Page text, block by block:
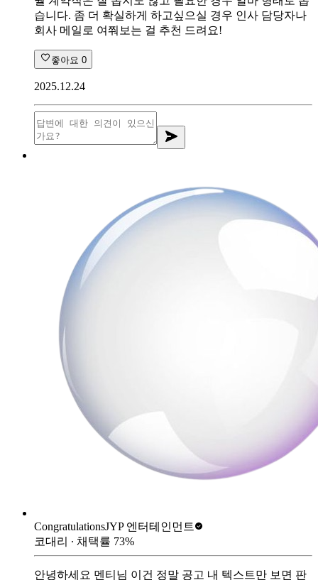
습니다. 좀 더 확실하게 하고싶으실 경우 인사 담당자나
회사 메일로 여쭤보는 걸 추천 드려요!
좋아요 0
2025.12.24
CongratulationsJYP 엔터테인먼트
코대리 ∙ 채택률 73%
안녕하세요 멘티님 이건 정말 공고 내 텍스트만 보면 판